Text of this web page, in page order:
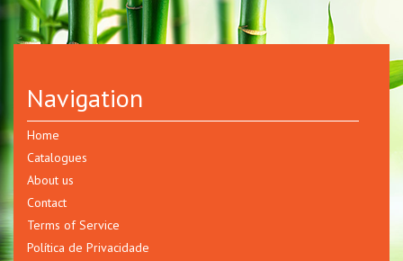
Navigation
Home
Catalogues
About us
Contact
Terms of Service
Política de Privacidade